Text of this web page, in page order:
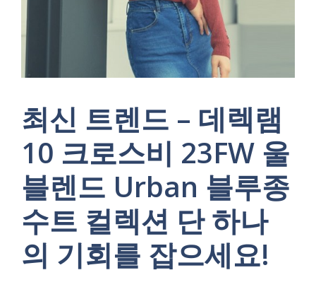
최신 트렌드 – 데렉램
10 크로스비 23FW 울
블렌드 Urban 블루종
수트 컬렉션 단 하나
의 기회를 잡으세요!